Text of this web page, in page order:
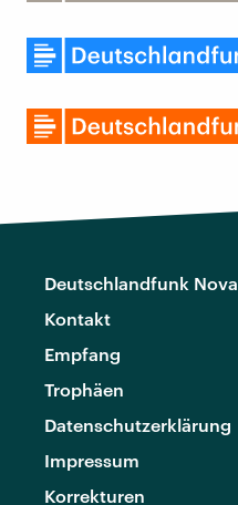
Deutschlandfunk Nova
Kontakt
Empfang
Trophäen
Datenschutzerklärung
Impressum
Korrekturen